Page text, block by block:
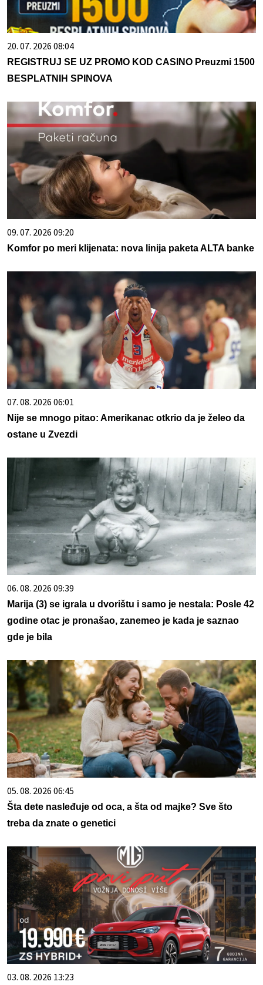
20. 07. 2026 08:04
REGISTRUJ SE UZ PROMO KOD CASINO Preuzmi 1500
BESPLATNIH SPINOVA
09. 07. 2026 09:20
Komfor po meri klijenata: nova linija paketa ALTA banke
07. 08. 2026 06:01
Nije se mnogo pitao: Amerikanac otkrio da je želeo da
ostane u Zvezdi
06. 08. 2026 09:39
Marija (3) se igrala u dvorištu i samo je nestala: Posle 42
godine otac je pronašao, zanemeo je kada je saznao
gde je bila
05. 08. 2026 06:45
Šta dete nasleđuje od oca, a šta od majke? Sve što
treba da znate o genetici
03. 08. 2026 13:23